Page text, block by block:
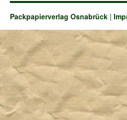
Packpapierverlag Osnabrück |